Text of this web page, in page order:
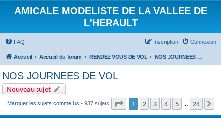
AMICALE MODELISTE DE LA VALLEE DE
L'HERAULT
FAQ Connexion
Inscription
Accueil Accueil du forum RENDEZ VOUS DE VOL NOS JOURNEES DE VOL
NOS JOURNEES DE VOL
Nouveau sujet
Marquer les sujets comme lus • 937 sujets Page 1sur24
1 2 3 4 5 24